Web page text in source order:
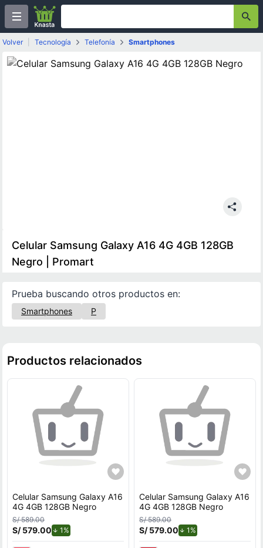
Volver Tecnología Telefonía Smartphones
Celular Samsung Galaxy A16 4G 4GB 128GB
Negro | Promart
Prueba buscando otros productos en:
Smartphones P
Productos relacionados
Celular Samsung Galaxy A16
4G 4GB 128GB Negro
S/ 589.00
S/ 579.00 1%
Celular Samsung Galaxy A16
4G 4GB 128GB Negro
S/ 589.00
S/ 579.00 1%de descuento.